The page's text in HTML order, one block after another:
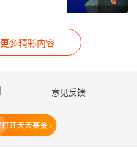
多精彩内容
意见反馈
天基金